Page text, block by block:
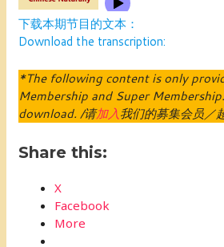
下载本期节目的文本：
Download the transcription:
*The following content is only
Membership and Super
download. /请加入我们的募集会员／
Share this:
X
Facebook
More